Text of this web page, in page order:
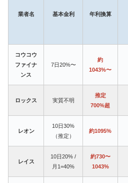
業者名 基本金利 年利換算
コウコウ
ファイナ
ンス
7日20%〜
約
1043%〜
ロックス 実質不明
推定
700%超
レオン
10日30%
（推定）
約1095%
レイス
10日20% /
月1=40%
約730〜
1043%